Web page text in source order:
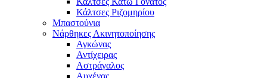
Κάλτσες Ριζομηρίου
Μπαστούνια
Νάρθηκες Ακινητοποίησης
Αγκώνας
Αντίχειρας
Αστράγαλος
Αυχένας